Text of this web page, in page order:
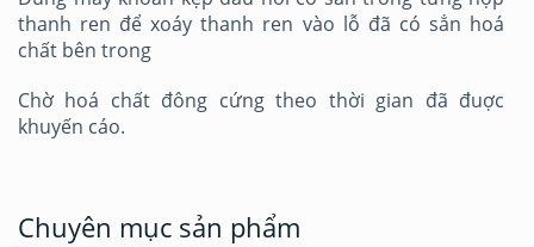
thanh ren để xoáy thanh ren vào lỗ đã có sẳn hoá
chất bên trong
Chờ hoá chất đông cứng theo thời gian đã đuợc
khuyến cáo.
Chuyên mục sản phẩm